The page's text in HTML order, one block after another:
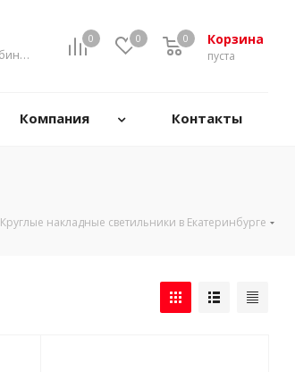
0 0 Корзина
0
пуста
0
Мой кабинет
Компания Контакты
Круглые накладные светильники в Екатеринбурге